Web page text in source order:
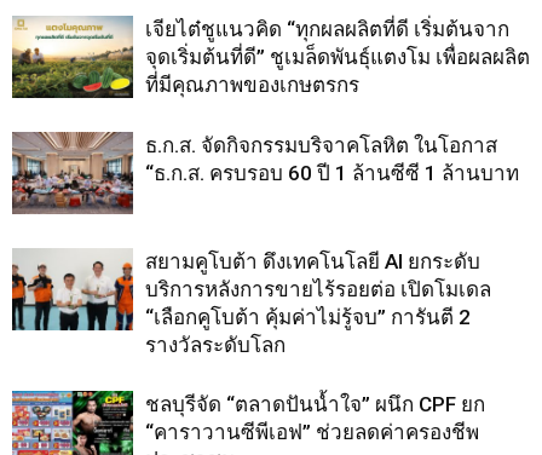
เจียไต๋ชูแนวคิด “ทุกผลผลิตที่ดี เริ่มต้นจาก
จุดเริ่มต้นที่ดี” ชูเมล็ดพันธุ์แตงโม เพื่อผลผลิต
ที่มีคุณภาพของเกษตรกร
ธ.ก.ส. จัดกิจกรรมบริจาคโลหิต ในโอกาส
“ธ.ก.ส. ครบรอบ 60 ปี 1 ล้านซีซี 1 ล้านบาท
สยามคูโบต้า ดึงเทคโนโลยี AI ยกระดับ
บริการหลังการขายไร้รอยต่อ เปิดโมเดล
“เลือกคูโบต้า คุ้มค่าไม่รู้จบ” การันตี 2
รางวัลระดับโลก
ชลบุรีจัด “ตลาดปันน้ำใจ” ผนึก CPF ยก
“คาราวานซีพีเอฟ” ช่วยลดค่าครองชีพ